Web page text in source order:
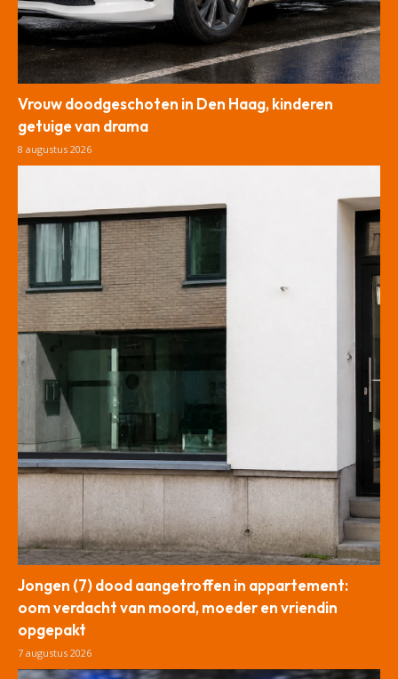
Vrouw doodgeschoten in Den Haag, kinderen
getuige van drama
8 augustus 2026
Jongen (7) dood aangetroffen in appartement:
oom verdacht van moord, moeder en vriendin
opgepakt
7 augustus 2026